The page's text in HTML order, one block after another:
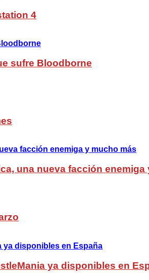
4
sufre Bloodborne
una nueva facción enemiga
ya disponibles en